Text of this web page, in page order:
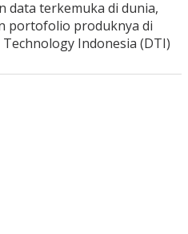
data terkemuka di dunia,
portofolio produknya di
Indonesia (DTI)